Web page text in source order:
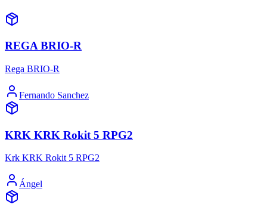
REGA BRIO-R
Rega BRIO-R
Fernando Sanchez
KRK KRK Rokit 5 RPG2
Krk KRK Rokit 5 RPG2
Ángel